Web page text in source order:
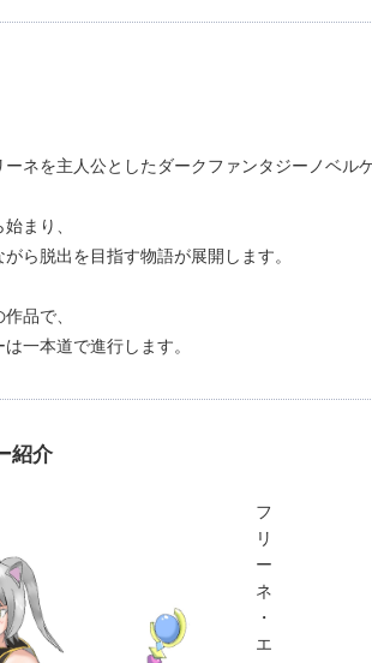
ネを主人公としたダークファンタジーノベル
まり、
ら脱出を目指す物語が展開します。
品で、
一本道で進行します。
紹介
フ
リ
ー
ネ
・
エ